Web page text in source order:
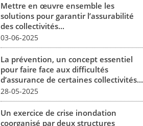
Mettre en œuvre ensemble les
solutions pour garantir l’assurabilité
des collectivités...
03-06-2025
La prévention, un concept essentiel
pour faire face aux difficultés
d’assurance de certaines collectivités...
28-05-2025
Un exercice de crise inondation
coorganisé par deux structures